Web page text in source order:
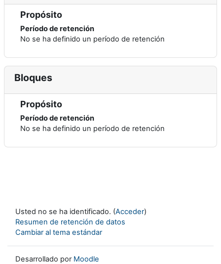
Propósito
Período de retención
No se ha definido un período de retención
Bloques
Propósito
Período de retención
No se ha definido un período de retención
Usted no se ha identificado. (Acceder)
Resumen de retención de datos
Cambiar al tema estándar
Desarrollado por Moodle